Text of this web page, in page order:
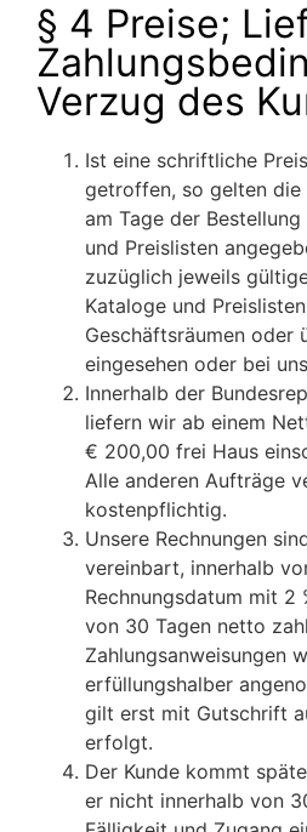
§ 4 Preise;
Verzug des
Ist eine schriftliche
getroffen, so gelten die
am Tage der
und Preislisten
zuzüglich jeweils
Kataloge und
Geschäftsräumen oder
eingesehen oder bei
Innerhalb der
liefern wir ab einem
€ 200,00 frei Haus
Alle anderen Aufträge
kostenpflichtig.
Unsere Rechnungen
vereinbart, innerhalb
Rechnungsdatum mit 2
von 30 Tagen netto
Zahlungsanweisungen
erfüllungshalber
gilt erst mit Gutschrift
erfolgt.
Der Kunde kommt
er nicht innerhalb von